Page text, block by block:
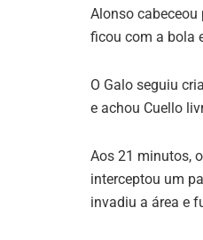
Alonso
ficou com a bola
O Galo seguiu
e achou Cuello
Aos 21 minutos,
interceptou um
invadiu a área e